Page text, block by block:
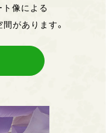
ト像による
があります。